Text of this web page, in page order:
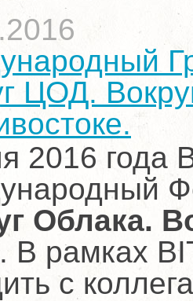
ЦОД.
2016 года
Облака.
В рамках
с